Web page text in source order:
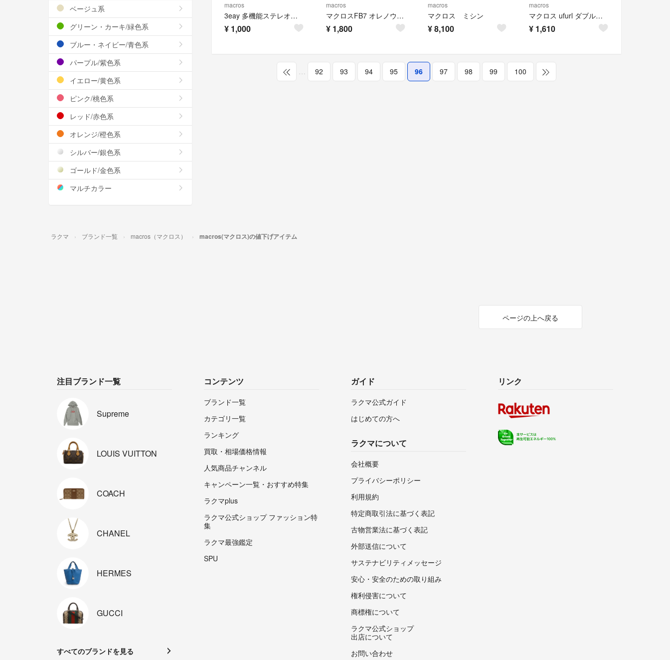
macros
3eay 多機能ステレオワイヤレスヘッドホン
¥ 1,000
macros
マクロスFB7 オレノウタヲキケ！ 初回限定盤
¥ 1,800
macros
マクロス ミシン
¥8,100
macros
マクロス ufurl ダブルイオニックアイロンブラシ MEBL-94
¥ 1,610
… 92 93 94 95 96 97 98 99 100
ベージュ系
グリーン・カーキ/緑色系
ブルー・ネイビー/青色系
パープル/紫色系
イエロー/黄色系
ピンク/桃色系
レッド/赤色系
オレンジ/橙色系
シルバー/銀色系
ゴールド/金色系
マルチカラー
ラクマ ブランド一覧 macros（マクロス） macros(マクロス)の値下げアイテム
ページの上へ戻る
注目ブランド一覧
Supreme
LOUIS VUITTON
COACH
CHANEL
HERMES
GUCCI
すべてのブランドを見る
コンテンツ
ブランド一覧
カテゴリ一覧
ランキング
買取・相場価格情報
人気商品チャンネル
キャンペーン一覧・おすすめ特集
ラクマplus
ラクマ公式ショップ ファッション特
集
ラクマ最強鑑定
SPU
ガイド
ラクマ公式ガイド
はじめての方へ
ラクマについて
会社概要
プライバシーポリシー
利用規約
特定商取引法に基づく表記
古物営業法に基づく表記
外部送信について
サステナビリティメッセージ
安心・安全のための取り組み
権利侵害について
商標権について
ラクマ公式ショップ
出店について
お問い合わせ
リンク